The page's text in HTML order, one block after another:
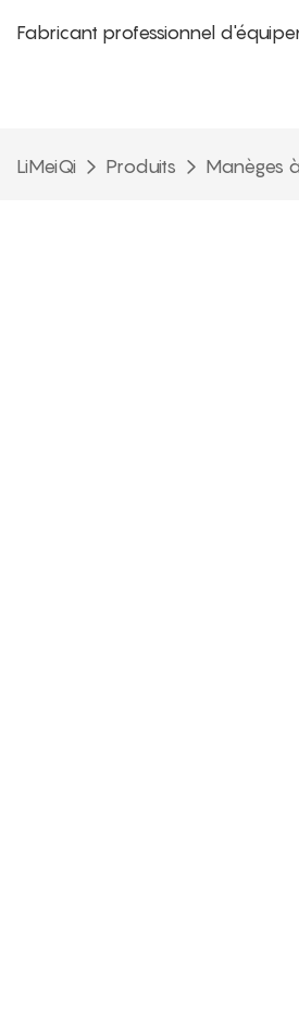
Fabricant professionnel
LiMeiQi Produits Manèges